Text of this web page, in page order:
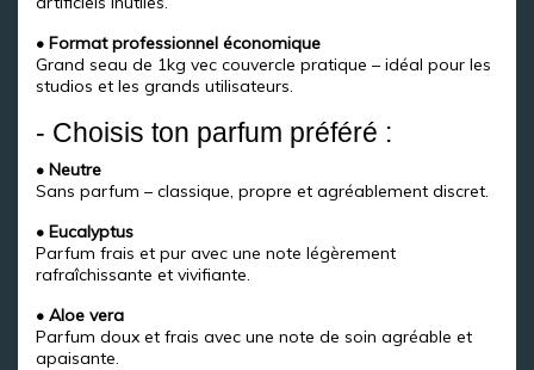
• Format professionnel économique
Grand seau de 1kg vec couvercle pratique – idéal pour les
studios et les grands utilisateurs.
- Choisis ton parfum préféré :
• Neutre
Sans parfum – classique, propre et agréablement discret.
• Eucalyptus
Parfum frais et pur avec une note légèrement
rafraîchissante et vivifiante.
• Aloe vera
Parfum doux et frais avec une note de soin agréable et
apaisante.